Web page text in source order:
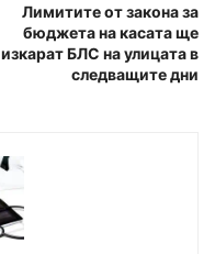
Лимитите от закона за
бюджета на касата ще
изкарат БЛС на улицата в
следващите дни